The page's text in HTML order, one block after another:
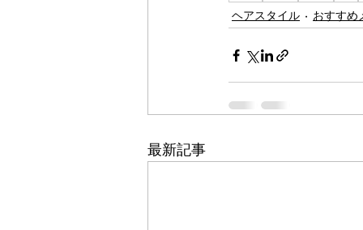
ヘアスタイル おすすめ
最新記事